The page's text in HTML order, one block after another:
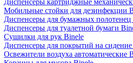
Диспенсеры картриджные
Мобильные стойки для дезинфекции
Диспенсеры для бумажных полотенец
Диспенсеры для туалетной бумаги
Сушилки для рук Binele
Диспенсеры для покрытий на сидение
Освежители воздуха автоматические